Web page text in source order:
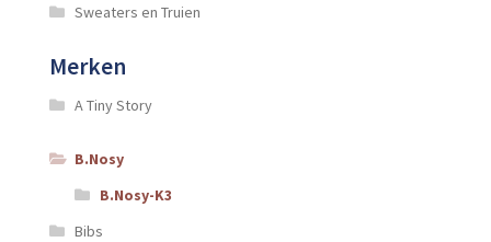
Sweaters en Truien
Merken
A Tiny Story
B.Nosy
B.Nosy-K3
Bibs